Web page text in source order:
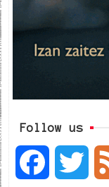
Follow us